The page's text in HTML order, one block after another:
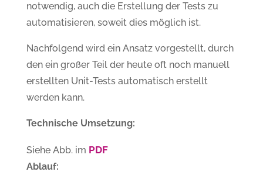
notwendig, auch die Erstellung der Tests zu
automatisieren, soweit dies möglich ist.
Nachfolgend wird ein Ansatz vorgestellt, durch
den ein großer Teil der heute oft noch manuell
erstellten Unit-Tests automatisch erstellt
werden kann.
Technische Umsetzung:
Siehe Abb. im PDF
Ablauf: